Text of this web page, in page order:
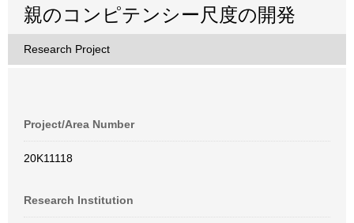
親のコンピテンシー尺度の開発
Research Project
Project/Area Number
20K11118
Research Institution